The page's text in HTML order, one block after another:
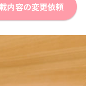
内容の変更依頼